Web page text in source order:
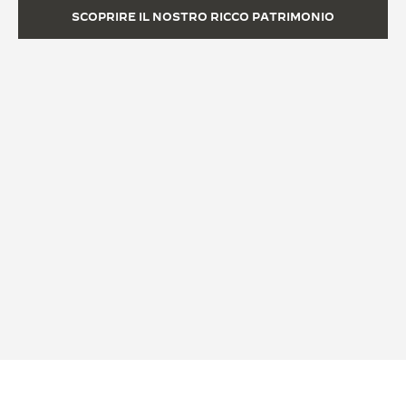
SCOPRIRE IL NOSTRO RICCO PATRIMONIO